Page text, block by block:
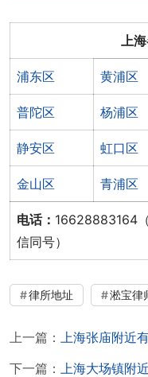
上
浦东区 黄浦区
普陀区 杨浦区
静安区 虹口区
金山区 青浦区
电话： 16628883164
信同号）
律所地址 淞宝律
上一篇：
上海张庙附近
下一篇：
上海大场镇附